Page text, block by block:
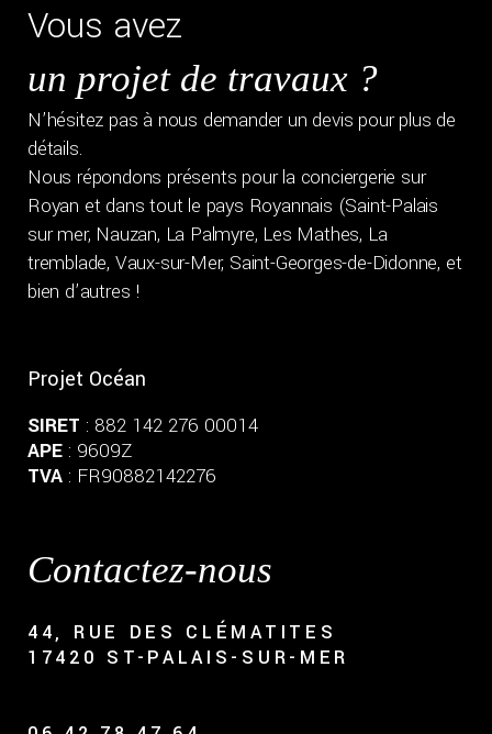
Vous avez
un projet de travaux ?
N’hésitez pas à nous demander un devis pour plus de
détails.
Nous répondons présents pour la conciergerie sur
Royan et dans tout le pays Royannais (Saint-Palais
sur mer, Nauzan, La Palmyre, Les Mathes, La
tremblade, Vaux-sur-Mer, Saint-Georges-de-Didonne, et
bien d’autres !
Projet Océan
SIRET : 882 142 276 00014
APE : 9609Z
TVA : FR90882142276
Contactez-nous
44, RUE DES CLÉMATITES
17420 ST-PALAIS-SUR-MER